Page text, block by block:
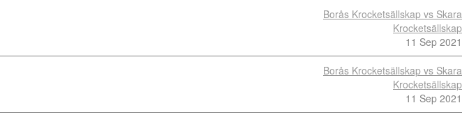
Borås Krocketsällskap vs Skara
Krocketsällskap
11 Sep 2021
Borås Krocketsällskap vs Skara
Krocketsällskap
11 Sep 2021